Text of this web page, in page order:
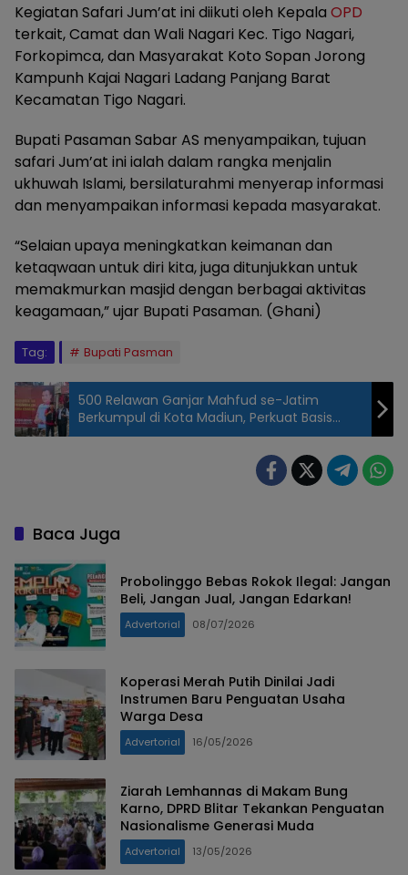
Kegiatan Safari Jum’at ini diikuti oleh Kepala OPD
terkait, Camat dan Wali Nagari Kec. Tigo Nagari,
Forkopimca, dan Masyarakat Koto Sopan Jorong
Kampunh Kajai Nagari Ladang Panjang Barat
Kecamatan Tigo Nagari.
Bupati Pasaman Sabar AS menyampaikan, tujuan
safari Jum’at ini ialah dalam rangka menjalin
ukhuwah Islami, bersilaturahmi menyerap informasi
dan menyampaikan informasi kepada masyarakat.
“Selaian upaya meningkatkan keimanan dan
ketaqwaan untuk diri kita, juga ditunjukkan untuk
memakmurkan masjid dengan berbagai aktivitas
keagamaan,” ujar Bupati Pasaman. (Ghani)
Tag: Bupati Pasman
500 Relawan Ganjar Mahfud se-Jatim
Berkumpul di Kota Madiun, Perkuat Basis
Dukungan
Baca Juga
Probolinggo Bebas Rokok Ilegal: Jangan
Beli, Jangan Jual, Jangan Edarkan!
Advertorial 08/07/2026
Koperasi Merah Putih Dinilai Jadi
Instrumen Baru Penguatan Usaha
Warga Desa
Advertorial 16/05/2026
Ziarah Lemhannas di Makam Bung
Karno, DPRD Blitar Tekankan Penguatan
Nasionalisme Generasi Muda
Advertorial 13/05/2026